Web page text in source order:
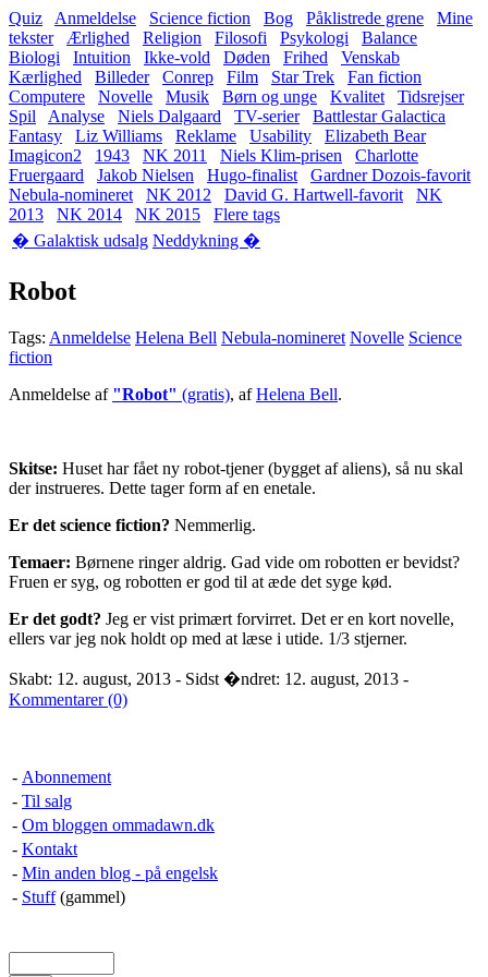
Quiz Anmeldelse Science fiction Bog Påklistrede grene
Mine
tekster
Ærlighed Religion Filosofi Psykologi
Balance
Biologi
Intuition Ikke-vold Døden Frihed
Venskab
Kærlighed
Billeder Conrep Film Star Trek
Fan fiction
Computere
Novelle Musik Børn og unge Kvalitet
Tidsrejser
Spil
Analyse Niels Dalgaard TV-serier
Battlestar Galactica
Fantasy
Liz Williams Reklame Usability
Elizabeth Bear
Imagicon2
1943 NK 2011 Niels Klim-prisen
Charlotte
Fruergaard
Jakob Nielsen Hugo-finalist
Gardner Dozois-favorit
Nebula-nomineret
NK 2012 David G. Hartwell-favorit
NK
2013
NK 2014 NK 2015
Flere tags
� Galaktisk udsalg Neddykning �
Robot
Tags: Anmeldelse Helena Bell Nebula-nomineret Novelle Science
fiction
Anmeldelse af "Robot" (gratis), afHelena Bell.
Skitse: Huset har fået ny robot-tjener (bygget af aliens), så nu skal
der instrueres. Dette tager form af en enetale.
Er det science fiction? Nemmerlig.
Temaer: Børnene ringer aldrig. Gad vide om robotten er bevidst?
Fruen er syg, og robotten er god til at æde det syge kød.
Er det godt? Jeg er vist primært forvirret. Det er en kort novelle,
ellers var jeg nok holdt op med at læse i utide. 1/3 stjerner.
Skabt: 12. august, 2013 - Sidst �ndret: 12. august, 2013 -
Kommentarer (0)
- Abonnement
- Til salg
- Om bloggen ommadawn.dk
- Kontakt
- Min anden blog - på engelsk
- Stuff(gammel)